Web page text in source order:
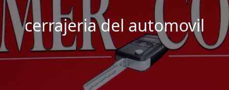
cerrajeria del automovil